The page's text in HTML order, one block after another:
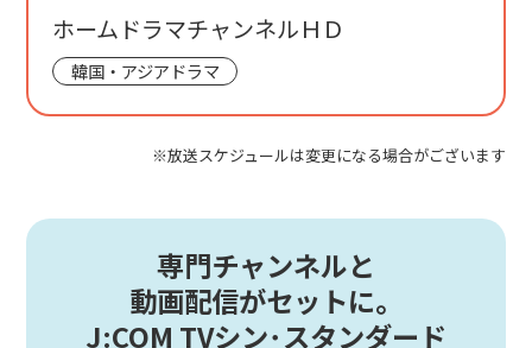
ホームドラマチャンネルＨＤ
韓国・アジアドラマ
※放送スケジュールは変更になる場合がございます
専門チャンネルと
動画配信がセットに。
J:COM TVシン･スタンダード